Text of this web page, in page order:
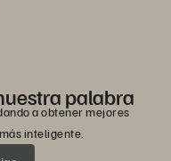
palabra
a obtener mejores
inteligente.